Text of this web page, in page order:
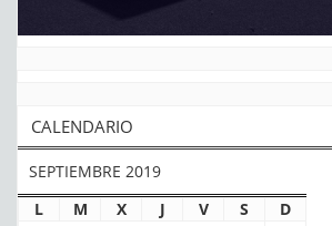
CALENDARIO
SEPTIEMBRE 2019
L
M X J V S
D